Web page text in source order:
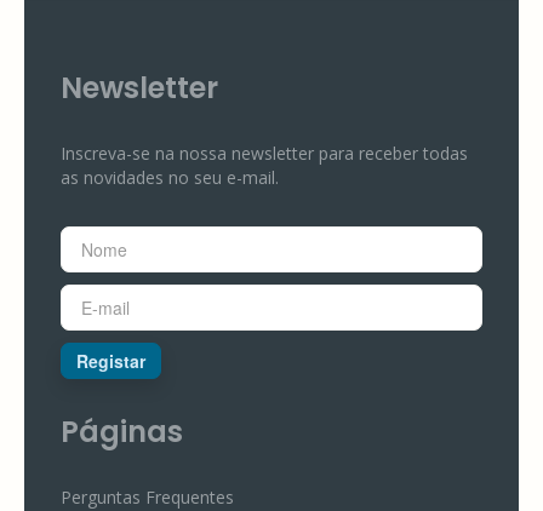
Newsletter
Inscreva-se na nossa newsletter para receber todas
as novidades no seu e-mail.
Registar
Páginas
Perguntas Frequentes